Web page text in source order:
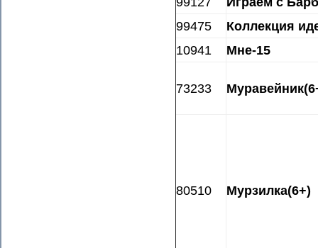
99475
Коллекция
10941
Мне-15
73233
80510 Мурзилка(6+)